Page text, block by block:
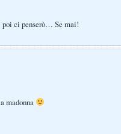
poi ci penserò… Se mai!
madonna